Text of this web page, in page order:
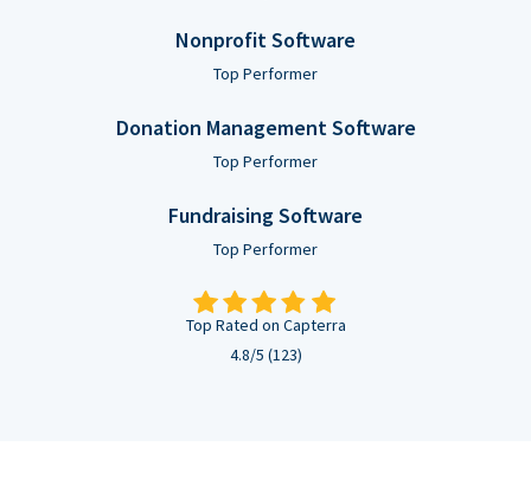
Nonprofit Software
Top Performer
Donation Management Software
Top Performer
Fundraising Software
Top Performer
Top Rated on Capterra
4.8/5 (123)